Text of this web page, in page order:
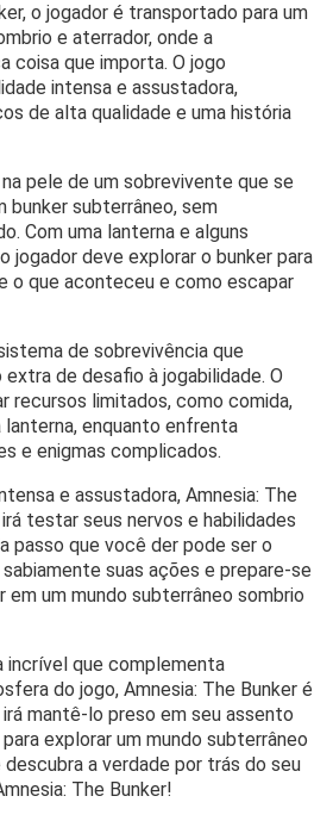
o jogador é transportado para um
e aterrador, onde a
coisa que importa. O jogo
intensa e assustadora,
de alta qualidade e uma história
pele de um sobrevivente que se
bunker subterrâneo, sem
Com uma lanterna e alguns
jogador deve explorar o bunker para
o que aconteceu e como escapar
de sobrevivência que
de desafio à jogabilidade. O
recursos limitados, como comida,
lanterna, enquanto enfrenta
e enigmas complicados.
e assustadora, Amnesia: The
testar seus nervos e habilidades
passo que você der pode ser o
suas ações e prepare-se
um mundo subterrâneo sombrio
incrível que complementa
do jogo, Amnesia: The Bunker é
mantê-lo preso em seu assento
explorar um mundo subterrâneo
a verdade por trás do seu
The Bunker!